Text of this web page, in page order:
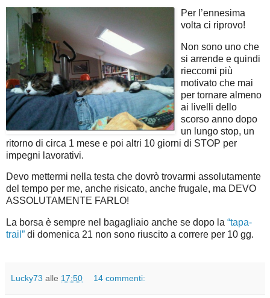
Per l’ennesima
volta ci riprovo!
Non sono uno che
si arrende e quindi
rieccomi più
motivato che mai
per tornare almeno
ai livelli dello
scorso anno dopo
un lungo stop, un
ritorno di circa 1 mese e poi altri 10 giorni di STOP per
impegni lavorativi.
Devo mettermi nella testa che dovrò trovarmi assolutamente
del tempo per me, anche risicato, anche frugale, ma DEVO
ASSOLUTAMENTE FARLO!
La borsa è sempre nel bagagliaio anche se dopo la “tapa-
trail” di domenica 21 non sono riuscito a correre per 10 gg.
Lucky73 alle 17:50 14 commenti: